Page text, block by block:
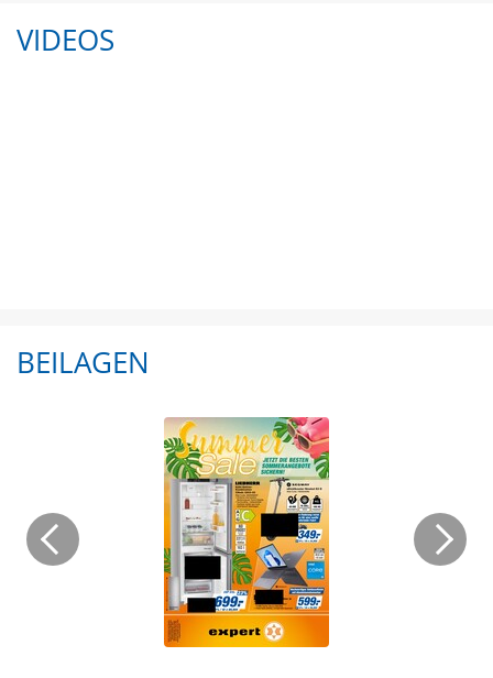
VIDEOS
BEILAGEN